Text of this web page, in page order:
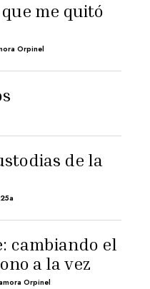
me quitó
Orpinel
de la
cambiando el
a la vez
Orpinel